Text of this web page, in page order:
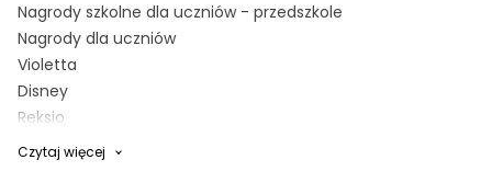
Nagrody szkolne dla uczniów - przedszkole
Nagrody dla uczniów
Violetta
Disney
Reksio
Księżniczki Disneya
Czytaj więcej